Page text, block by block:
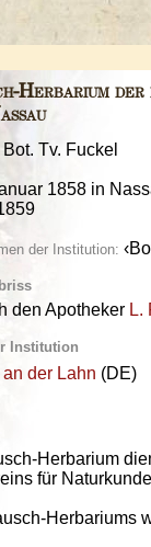
Herbarium der
Tv. Fuckel
1858 in
der Institution:
den Apotheker L.
Institution
der Lahn (DE)
Herbarium
für
Herbariums